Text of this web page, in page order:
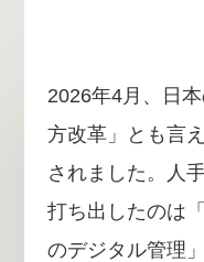
2026年4月、日
方改革」とも言
されました。人
打ち出したのは
のデジタル管理